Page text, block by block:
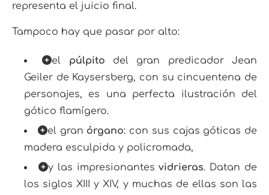
representa el juicio final.
Tampoco hay que pasar por alto:
el púlpito del gran predicador Jean
Geiler de Kaysersberg, con su cincuentena de
personajes, es una perfecta ilustración del
gótico flamígero.
el gran órgano: con sus cajas góticas de
madera esculpida y policromada,
y las impresionantesvidrieras. Datan de
los siglos XIII y XIV, y muchas de ellas son las